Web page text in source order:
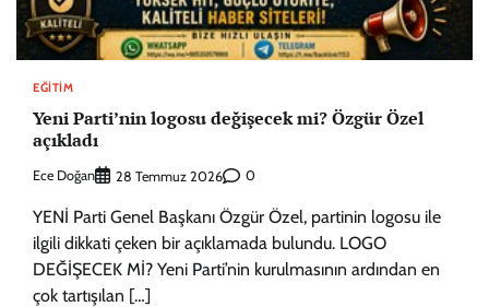
EĞITIM
Yeni Parti’nin logosu değişecek mi? Özgür Özel
açıkladı
Ece Doğan 28 Temmuz 2026 0
YENİ Parti Genel Başkanı Özgür Özel, partinin logosu ile
ilgili dikkati çeken bir açıklamada bulundu. LOGO
DEĞİŞECEK Mİ? Yeni Parti’nin kurulmasının ardından en
çok tartışılan […]